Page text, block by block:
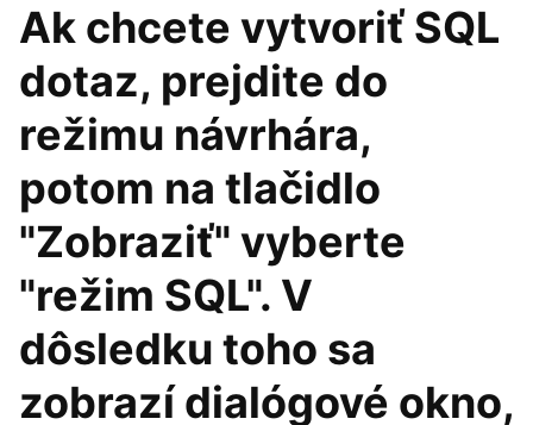
Ak chcete vytvoriť SQL
dotaz, prejdite do
režimu návrhára,
potom na tlačidlo
"Zobraziť" vyberte
"režim SQL". V
dôsledku toho sa
zobrazí dialógové okno,